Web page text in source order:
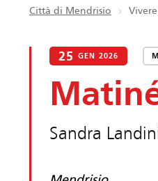
Città di Mendrisio
25 GEN 2026
Sandra